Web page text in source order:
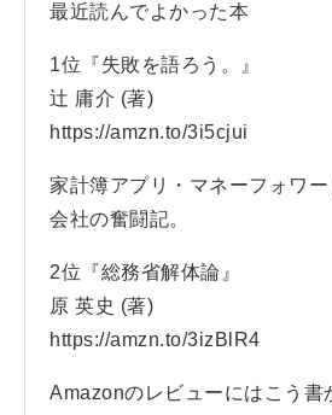
最近読んでよかった本
1位『失敗を語ろう。』
辻 庸介 (著)
https://amzn.to/3i5cjui
家計簿アプリ・マネーフォワ
会社の奮闘記。
2位『総務省解体論』
原 英史 (著)
https://amzn.to/3izBlR4
Amazonのレビューにはこう書